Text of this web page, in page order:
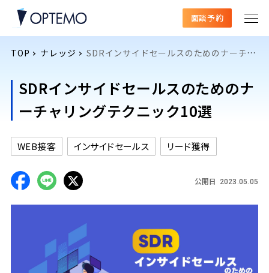
面談予約
TOP ナレッジ SDRインサイドセールスのためのナーチャリングテクニック10選
SDRインサイドセールスのためのナ
ーチャリングテクニック10選
WEB接客 インサイドセールス リード獲得
公開日 2023.05.05